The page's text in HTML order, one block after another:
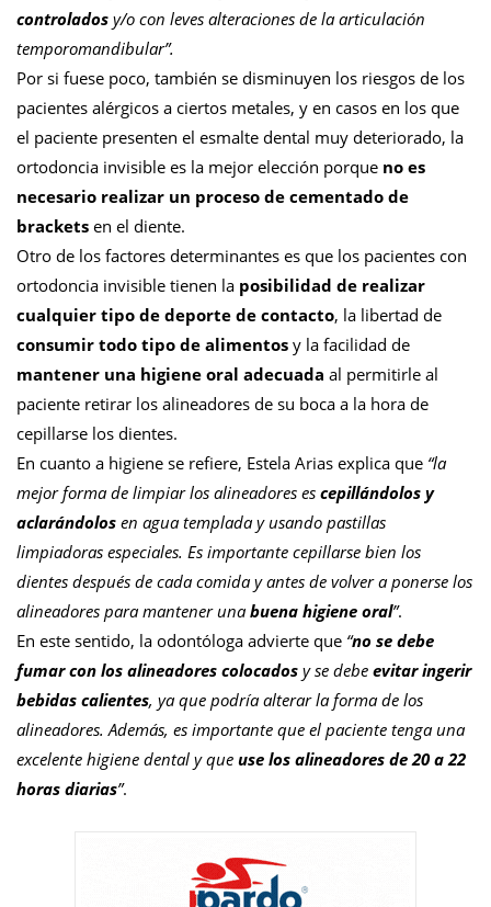
controlados y/o con leves alteraciones de la articulación
temporomandibular”.
Por si fuese poco, también se disminuyen los riesgos de los
pacientes alérgicos a ciertos metales, y en casos en los que
el paciente presenten el esmalte dental muy deteriorado, la
ortodoncia invisible es la mejor elección porque no es
necesario realizar un proceso de cementado de
brackets en el diente.
Otro de los factores determinantes es que los pacientes con
ortodoncia invisible tienen la posibilidad de realizar
cualquier tipo de deporte de contacto, la libertad de
consumir todo tipo de alimentos y la facilidad de
mantener una higiene oral adecuada al permitirle al
paciente retirar los alineadores de su boca a la hora de
cepillarse los dientes.
En cuanto a higiene se refiere, Estela Arias explica que “la
mejor forma de limpiar los alineadores es cepillándolos y
aclarándolos en agua templada y usando pastillas
limpiadoras especiales. Es importante cepillarse bien los
dientes después de cada comida y antes de volver a ponerse los
alineadores para mantener unabuena higiene oral”.
En este sentido, la odontóloga advierte que “no se debe
fumar con los alineadores colocados y se debe evitar ingerir
bebidas calientes, ya que podría alterar la forma de los
alineadores. Además, es importante que el paciente tenga una
excelente higiene dental y que use los alineadores de 20 a 22
horas diarias”.